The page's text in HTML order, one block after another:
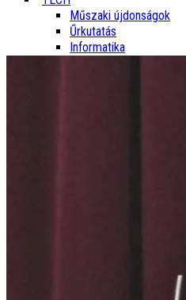
Műszaki újdonságok
Űrkutatás
Informatika